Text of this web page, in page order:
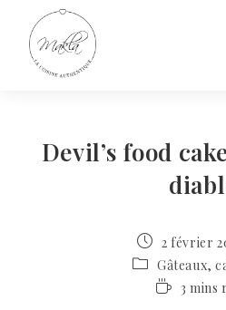
Devil’s food
2 février
Gâteaux,
3 mins